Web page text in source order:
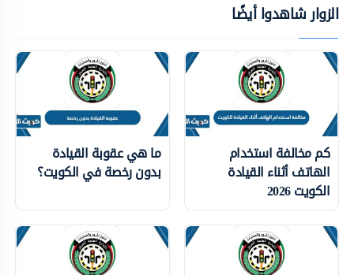
الزوار شاهدوا أيضًا
كم مخالفة استخدام
الهاتف أثناء القيادة
الكويت 2026
ما هي عقوبة القيادة
بدون رخصة في الكويت؟